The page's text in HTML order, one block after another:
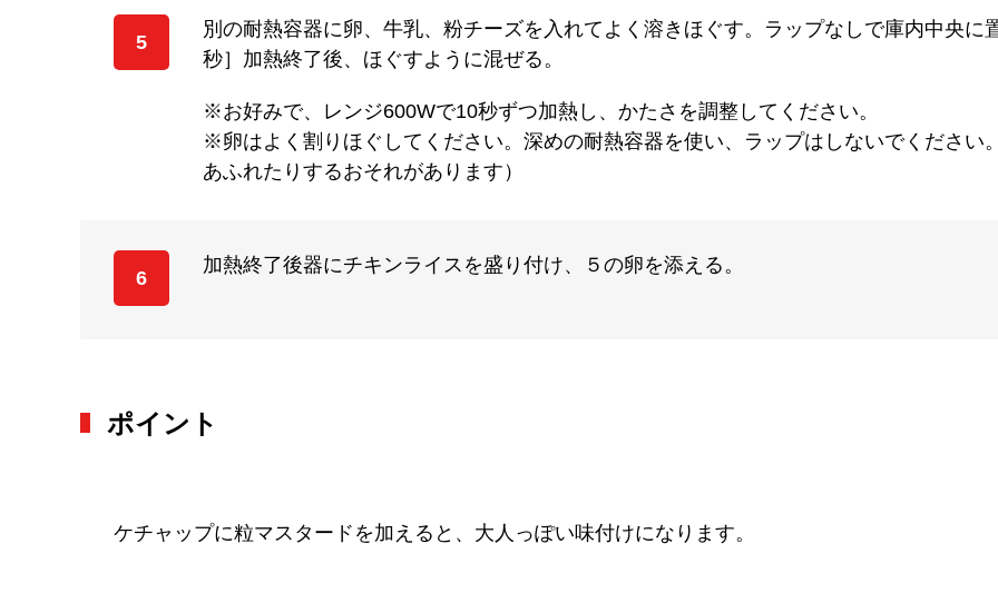
5
別の耐熱容器に卵、牛乳、粉チーズを入れてよく溶きほぐす。ラップなしで庫内中央
秒］加熱終了後、ほぐすように混ぜる。
※お好みで、レンジ600Wで10秒ずつ加熱し、かたさを調整してください。
※卵はよく割りほぐしてください。深めの耐熱容器を使い、ラップはしないでください
あふれたりするおそれがあります）
6
加熱終了後器にチキンライスを盛り付け、５の卵を添える。
ポイント
ケチャップに粒マスタードを加えると、大人っぽい味付けになります。